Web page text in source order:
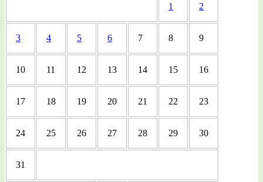
1 2
3 4 5 6 7 8 9
10 11 12 13 14 15 16
17 18 19 20 21 22 23
24 25 26 27 28 29 30
31